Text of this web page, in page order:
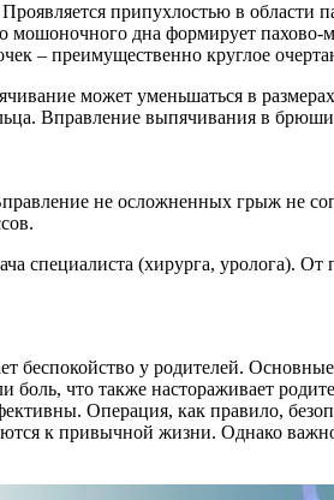
припухлостью в области
мошоночного дна формирует
– преимущественно круглое
может уменьшаться в
Вправление выпячивания в
не осложненных грыж не
(хирурга, уролога). От
беспокойство у родителей.
что также настораживает
Операция, как правило,
к привычной жизни. Однако